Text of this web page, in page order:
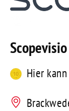
Hier